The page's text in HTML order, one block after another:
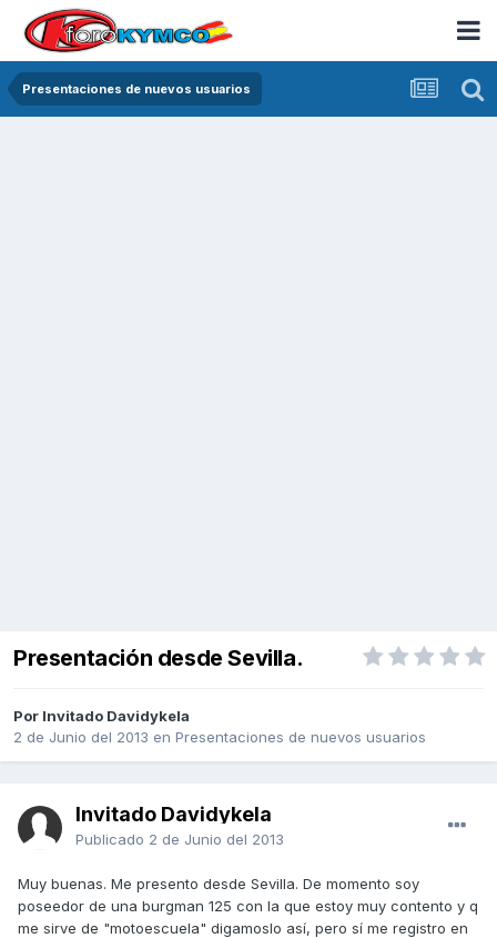
Presentaciones de nuevos usuarios
Presentación desde Sevilla.
Por Invitado Davidykela
2 de Junio del 2013 en Presentaciones de nuevos usuarios
Invitado Davidykela
Publicado 2 de Junio del 2013
Muy buenas. Me presento desde Sevilla. De momento soy
poseedor de una burgman 125 con la que estoy muy contento y q
me sirve de "motoescuela" digamoslo así, pero sí me registro en